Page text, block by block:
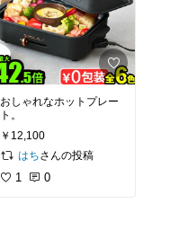
おしゃれなホットプレー
ト。
￥12,100
はちさんの投稿
1 0